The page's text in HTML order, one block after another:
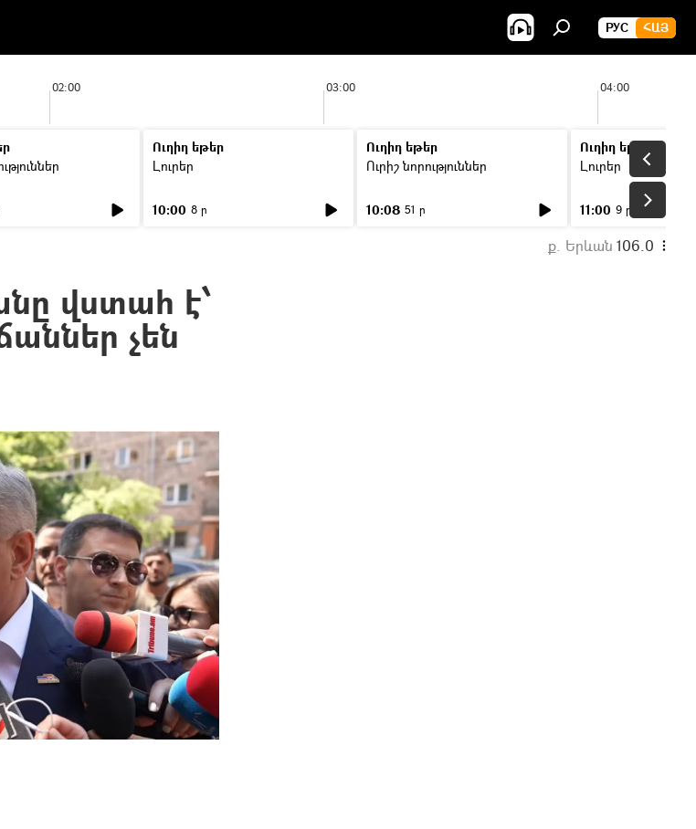
РУС ՀԱՅ
02:00 03:00 04:00
Ուղիղ եթեր
Լուրեր
10:00 8 ր
Ուղիղ եթեր
Ուրիշ նորություններ
10:08 51 ր
Ուղիղ եթեր
Լուրեր
11:00 9 ր
ք. Երևան 106.0
վստահ է՝
չեն